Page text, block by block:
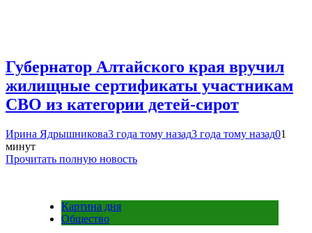
Губернатор Алтайского края вручил
жилищные сертификаты участникам
СВО из категории детей-сирот
Ирина Ядрышникова3 года тому назад3 года тому назад01
минут
Прочитать полную новость
Картина дня
Общество